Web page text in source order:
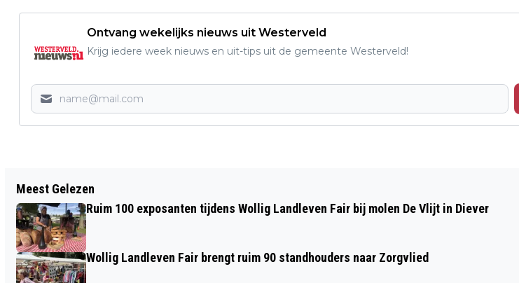
Ontvang wekelijks nieuws uit Westerveld
Krijg iedere week nieuws en uit-tips uit de gemeente Westerveld!
MOESTUINCOACHES GEZOCHT VOOR
SCHOLEN IN NOORD-NEDERLAND
GEMEENTE WESTERVELD EN
Meest Gelezen
Ruim 100 exposanten tijdens Wollig Landleven Fair bij molen De Vlijt in Diever
Wollig Landleven Fair brengt ruim 90 standhouders naar Zorgvlied